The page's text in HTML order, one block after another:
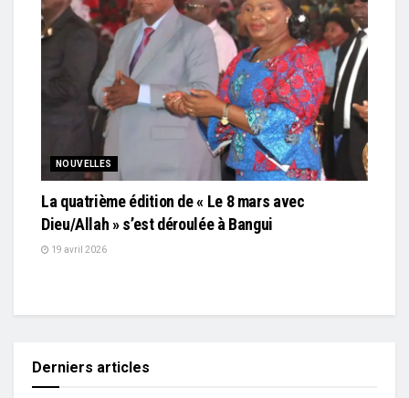
NOUVELLES
La quatrième édition de « Le 8 mars avec
Dieu/Allah » s’est déroulée à Bangui
19 avril 2026
Derniers articles